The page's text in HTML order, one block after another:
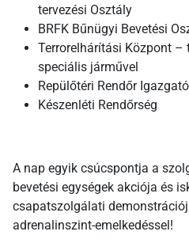
tervezési Osztály
BRFK Bűnügyi Bevetési
Terrorelhárítási Központ –
speciális járművel
Repülőtéri Rendőr
Készenléti Rendőrség
A nap egyik csúcspontja a
bevetési egységek akciója és
csapatszolgálati
adrenalinszint-emelkedéssel!